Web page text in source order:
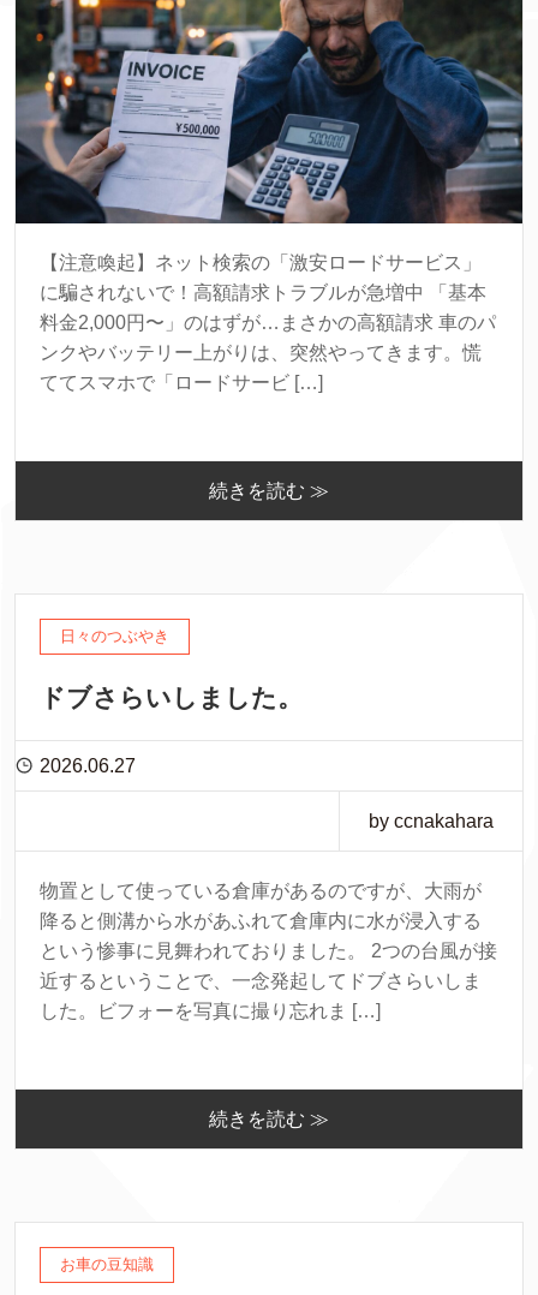
【注意喚起】ネット検索の「激安ロードサービス」
に騙されないで！高額請求トラブルが急増中 「基本
料金2,000円〜」のはずが…まさかの高額請求 車のパ
ンクやバッテリー上がりは、突然やってきます。慌
ててスマホで「ロードサービ […]
続きを読む ≫
日々のつぶやき
ドブさらいしました。
2026.06.27
by ccnakahara
物置として使っている倉庫があるのですが、大雨が
降ると側溝から水があふれて倉庫内に水が浸入する
という惨事に見舞われておりました。 2つの台風が接
近するということで、一念発起してドブさらいしま
した。ビフォーを写真に撮り忘れま […]
続きを読む ≫
お車の豆知識